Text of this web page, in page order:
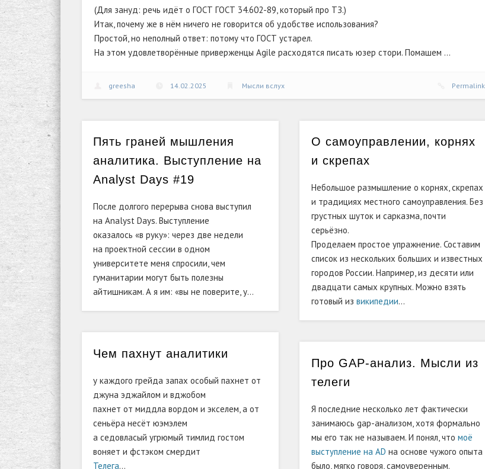
(Для зануд: речь идёт о ГОСТ ГОСТ 34.602-89, который про ТЗ.)
Итак, почему же в нём ничего не говорится об удобстве использования?
Простой, но неполный ответ: потому что ГОСТ устарел.
На этом удовлетворённые приверженцы Agile расходятся писать юзер стори. Помашем …
greesha 14.02.2025 Мысли вслух Permalink
Пять граней мышления
аналитика. Выступление на
Analyst Days #19
После долгого перерыва снова выступил
на Analyst Days. Выступление
оказалось«в руку»: через две недели
на проектной сессии в одном
университете меня спросили, чем
гуманитарии могут быть полезны
айтишникам. А я им:«вы не поверите, у…
О самоуправлении, корнях
и скрепах
Небольшое размышление о корнях, скрепах
и традициях местного самоуправления. Без
грустных шуток и сарказма, почти
серьёзно.
Проделаем простое упражнение. Составим
список из нескольких больших и известных
городов России. Например, из десяти или
двадцати самых крупных. Можно взять
готовый из википедии…
Чем пахнут аналитики
у каждого грейда запах особый пахнет от
джуна эджайлом и вджобом
пахнет от миддла вордом и экселем, а от
сеньёра несёт юэмэлем
а седовласый угрюмый тимлид гостом
воняет и фстэком смердит
Телега…
Про GAP-анализ. Мысли из
телеги
Я последние несколько лет фактически
занимаюсь gap-анализом, хотя формально
мы его так не называем. И понял, что моё
выступление на AD на основе чужого опыта
было, мягко говоря, самоуверенным.